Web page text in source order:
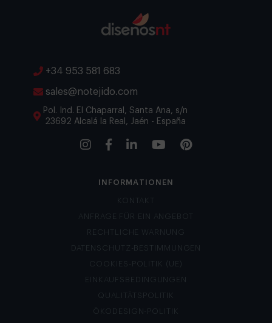
+34 953 581 683
sales@notejido.com
Pol. Ind. El Chaparral, Santa Ana, s/n
23692 Alcalá la Real, Jaén - España
INFORMATIONEN
KONTAKT
ANFRAGE FÜR EIN ANGEBOT
RECHTLICHE WARNUNG
DATENSCHUTZ-BESTIMMUNGEN
COOKIES-POLITIK (UE)
EINKAUFSBEDINGUNGEN
QUALITÄTSPOLITIK
ÖKODESIGN-POLITIK